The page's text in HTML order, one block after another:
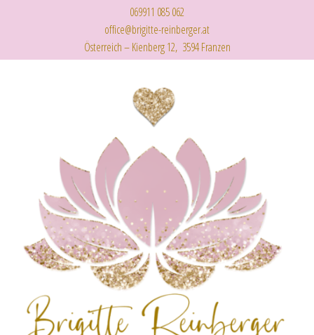
069911 085 062
office@brigitte-reinberger.at
Österreich – Kienberg 12, 3594 Franzen